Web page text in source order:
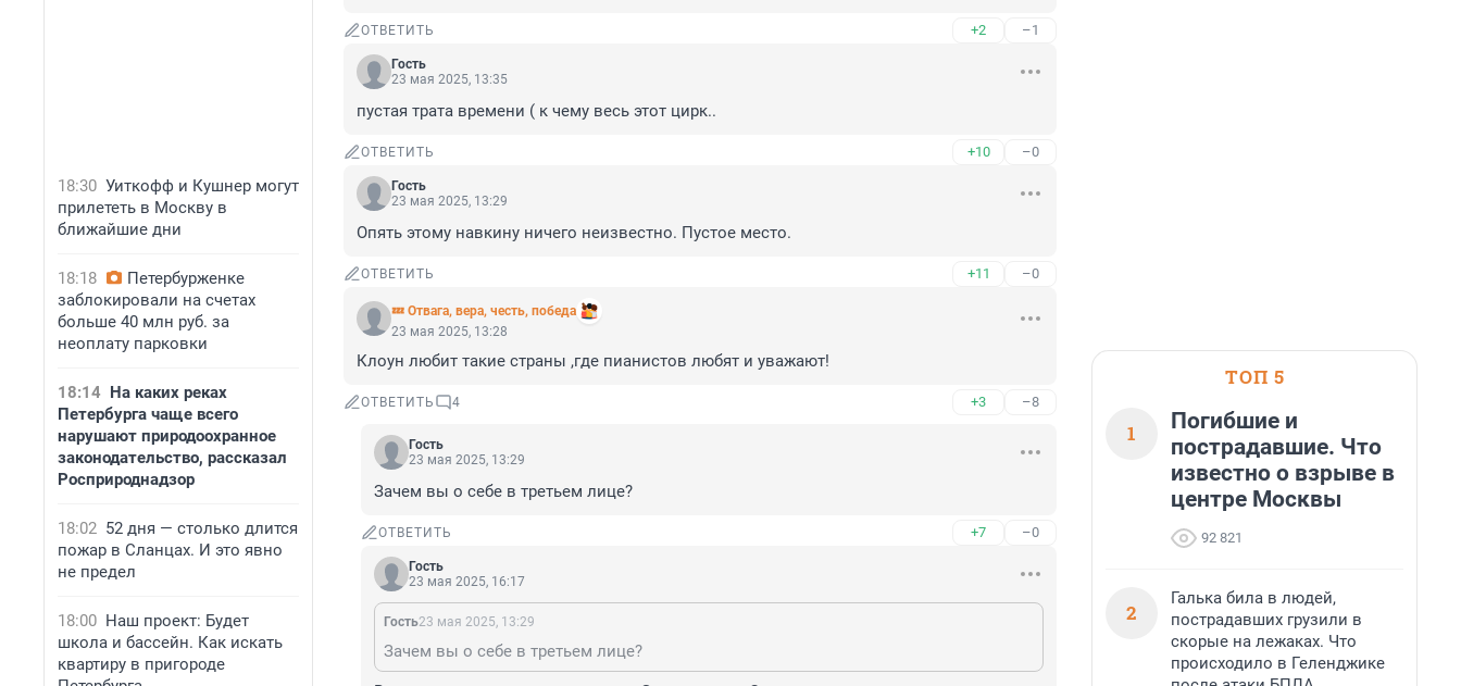
18:30 Уиткофф и Кушнер могут
прилететь в Москву в
ближайшие дни
18:18
Петербурженке
заблокировали на счетах
больше 40 млн руб. за
неоплату парковки
18:14 На каких реках
Петербурга чаще всего
нарушают природоохранное
законодательство, рассказал
Росприроднадзор
18:02 52 дня — столько длится
пожар в Сланцах. И это явно
не предел
18:00 Наш проект: Будет
школа и бассейн. Как искать
квартиру в пригороде
ОТВЕТИТЬ +2 –1
Гость
23 мая 2025, 13:35
пустая трата времени ( к чему весь этот цирк..
ОТВЕТИТЬ +10 –0
Гость
23 мая 2025, 13:29
Опять этому навкину ничего неизвестно. Пустое место.
ОТВЕТИТЬ +11 –0
💤 Отвага, вера, честь, победа
23 мая 2025, 13:28
Клоун любит такие страны ,где пианистов любят и уважают!
ОТВЕТИТЬ 4 +3 –8
Гость
23 мая 2025, 13:29
Зачем вы о себе в третьем лице?
ОТВЕТИТЬ +7 –0
Гость
23 мая 2025, 16:17
Гость23 мая 2025, 13:29
Зачем вы о себе в третьем лице?
ТОП 5
1
Погибшие и
пострадавшие. Что
известно о взрыве в
центре Москвы
92 821
2
Галька била в людей,
пострадавших грузили в
скорые на лежаках. Что
происходило в Геленджике